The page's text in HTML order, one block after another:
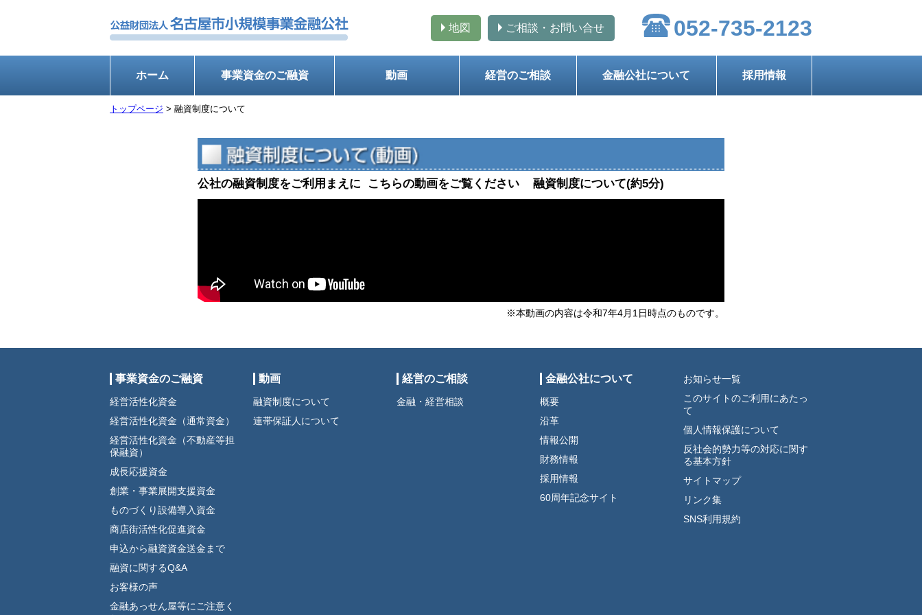
地図 ご相談・お問い合せ 052-735-2123
ホーム 事業資金のご融資 動画 経営のご相談 金融公社について 採用情報
トップページ > 融資制度について
公社の融資制度をご利用まえに こちらの動画をご覧ください 融資制度について(約5分)
※本動画の内容は令和7年4月1日時点のものです。
事業資金のご融資
経営活性化資金
経営活性化資金（通常資金）
経営活性化資金（不動産等担
保融資）
成長応援資金
創業・事業展開支援資金
ものづくり設備導入資金
商店街活性化促進資金
申込から融資資金送金まで
融資に関するQ&A
お客様の声
金融あっせん屋等にご注意く
動画
融資制度について
連帯保証人について
経営のご相談
金融・経営相談
金融公社について
概要
沿革
情報公開
財務情報
採用情報
60周年記念サイト
お知らせ一覧
このサイトのご利用にあたっ
て
個人情報保護について
反社会的勢力等の対応に関す
る基本方針
サイトマップ
リンク集
SNS利用規約